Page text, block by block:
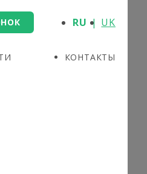
RU UK
КОНТАКТЫ